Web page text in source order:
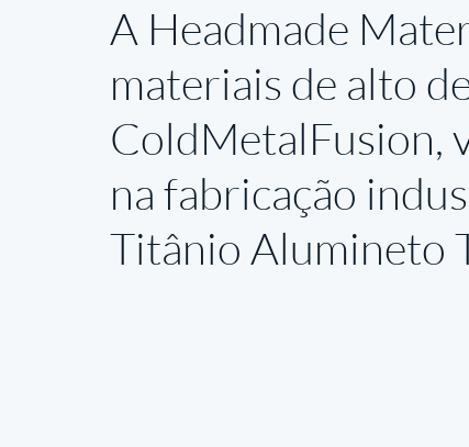
A Headmade
materiais de alto
ColdMetalFusion,
na fabricação
Titânio Alumineto